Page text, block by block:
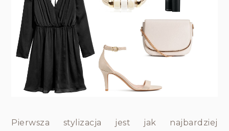
Pierwsza stylizacja jest jak najbardziej